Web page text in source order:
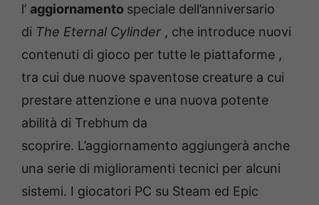
l’ aggiornamento speciale dell’anniversario
di The Eternal Cylinder , che introduce nuovi
contenuti di gioco per tutte le piattaforme ,
tra cui due nuove spaventose creature a cui
prestare attenzione e una nuova potente
abilità di Trebhum da
scoprire. L’aggiornamento aggiungerà anche
una serie di miglioramenti tecnici per alcuni
sistemi. I giocatori PC su Steam ed Epic